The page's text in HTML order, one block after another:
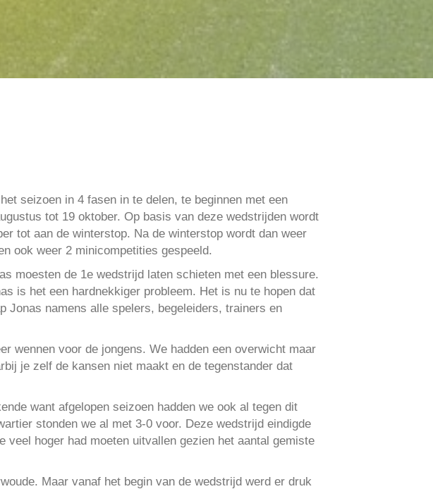
seizoen in 4 fasen in te delen, te beginnen met een
tot 19 oktober. Op basis van deze wedstrijden wordt
tot aan de winterstop. Na de winterstop wordt dan weer
ook weer 2 minicompetities gespeeld.
moesten de 1e wedstrijd laten schieten met een blessure.
is het een hardnekkiger probleem. Het is nu te hopen dat
Jonas namens alle spelers, begeleiders, trainers en
wennen voor de jongens. We hadden een overwicht maar
je zelf de kansen niet maakt en de tegenstander dat
want afgelopen seizoen hadden we ook al tegen dit
stonden we al met 3-0 voor. Deze wedstrijd eindigde
hoger had moeten uitvallen gezien het aantal gemiste
Maar vanaf het begin van de wedstrijd werd er druk